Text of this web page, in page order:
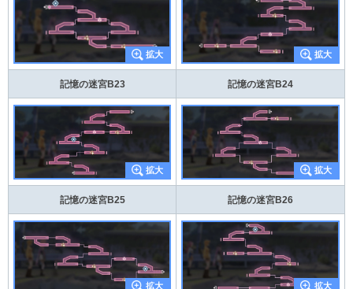
記憶の迷宮B23 記憶の迷宮B24
記憶の迷宮B25 記憶の迷宮B26